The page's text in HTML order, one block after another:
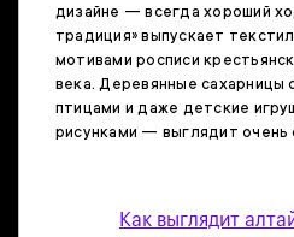
дизайне — всегда хороший
традиция» выпускает
мотивами росписи
века. Деревянные сахарницы
птицами и даже детские
рисунками — выглядит очень
Как выглядит